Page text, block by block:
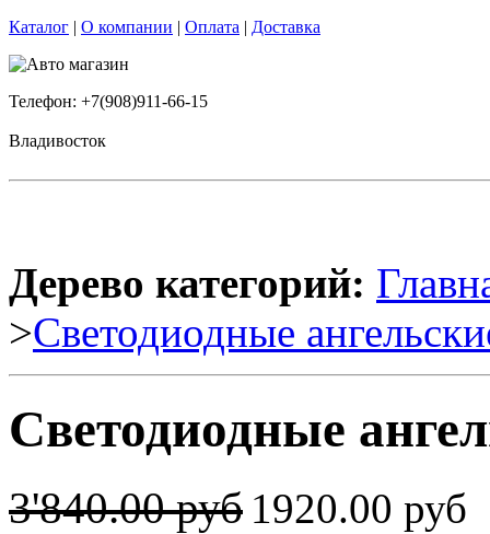
Каталог | О компании | Оплата | Доставка
Телефон: +7(908)911-66-15
Владивосток
Дерево категорий:
>Светодиодные
Светодиодные
3'840.00 руб 1920.00 руб